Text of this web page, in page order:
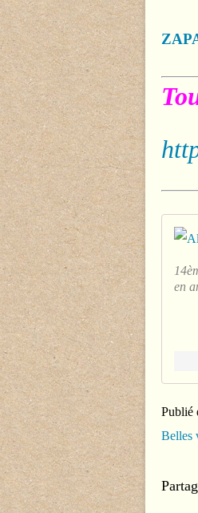
en
Publié
Belles